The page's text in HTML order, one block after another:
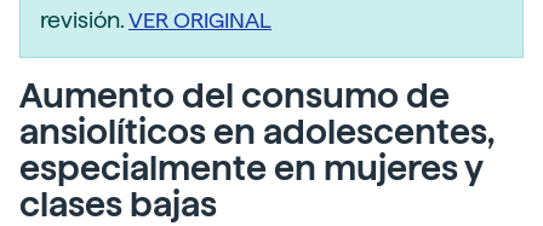
revisión.VER ORIGINAL
Aumento del consumo de
ansiolíticos en adolescentes,
especialmente en mujeres y
clases bajas